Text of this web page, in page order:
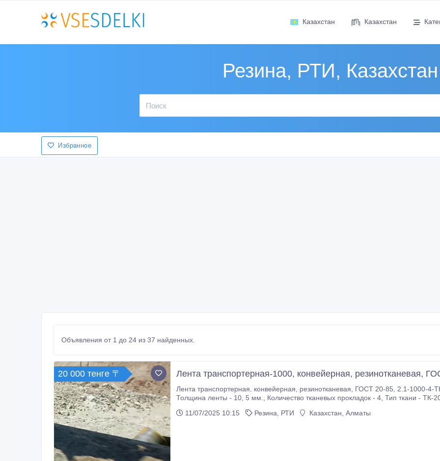
Казахстан Казахстан
Резина, РТИ, Казахстан
Избранное
Объявления от 1 до 24 из 37 найденных.
20 000 тенге 〒 Лента транспортерная-1000, конвейерная, резинотканевая,
Лента транспортерная, конвейерная, резинотканевая, ГОСТ 20-85, 2.1-1000-4-ТК-200-2-5-2-Б-РБ Ширина ленты 1000 мм.,
Толщина ленты - 10, 5 мм., Количество тканевых прокладок - 4, Тип ткани - ТК-200-2, Толщина рабочей обкладки - 5 мм.,
11/07/2025 10:15
Резина, РТИ Казахстан, Алматы